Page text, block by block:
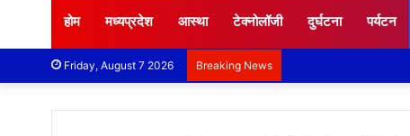
होम मध्यप्रदेश आस्था टेक्नोलॉजी दुर्घटना पर्यटन
Friday, August 7 2026 Breaking News